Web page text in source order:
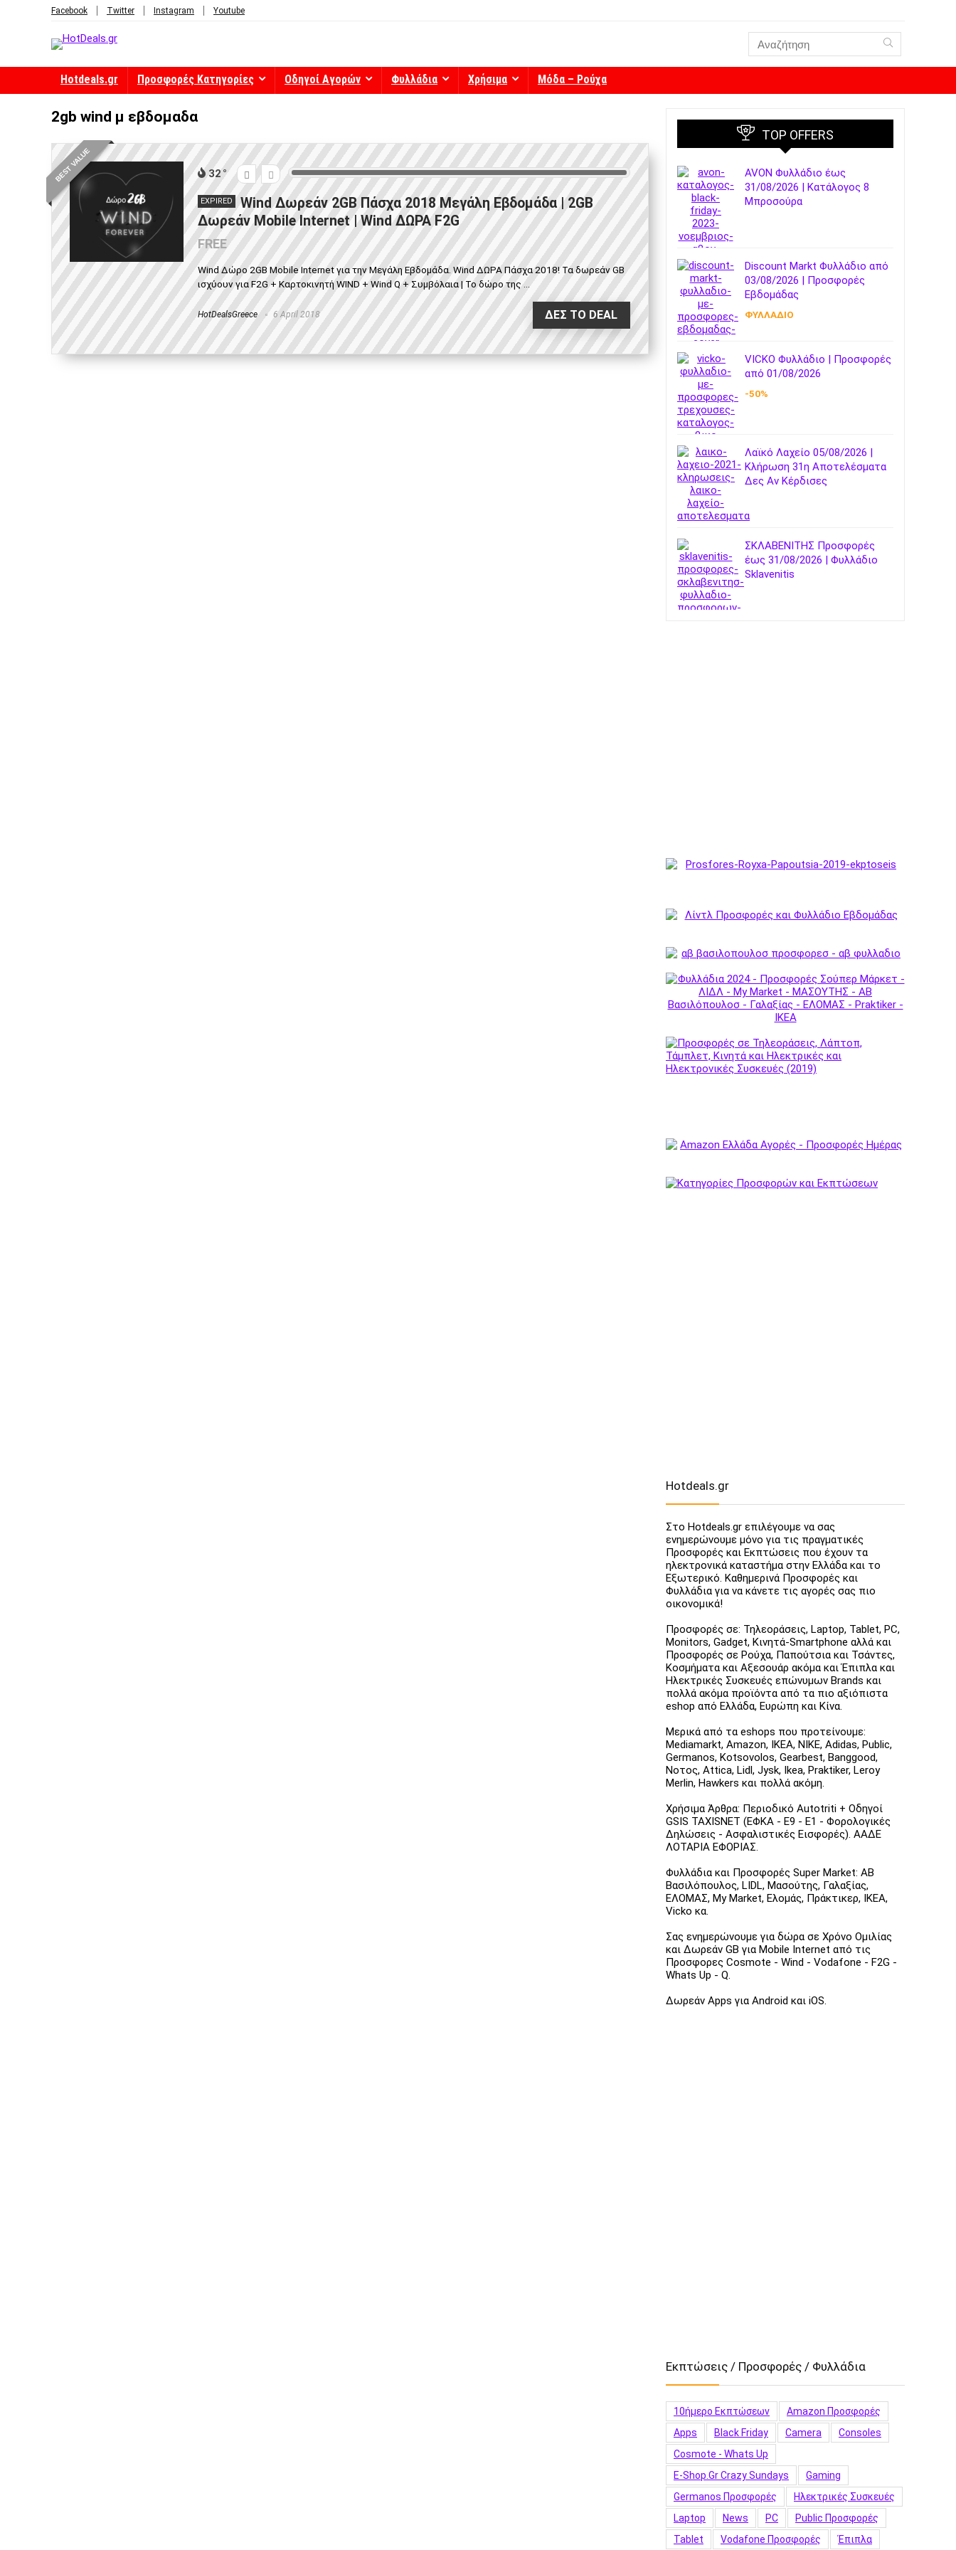
Facebook Twitter Instagram Youtube
Hotdeals.gr Προσφορές Κατηγορίες Οδηγοί Αγορών Φυλλάδια Χρήσιμα Μόδα – Ρούχα
2gb wind μ εβδομαδα
BEST VALUE 32
EXPIRED
Wind Δωρεάν 2GB Πάσχα 2018 Μεγάλη Εβδομάδα | 2GB
Δωρεάν Mobile Internet | Wind ΔΩΡΑ F2G
FREE
Wind Δώρο 2GB Mobile Internet για την Μεγάλη Εβδομάδα. Wind ΔΩΡΑ Πάσχα 2018! Τα δωρεάν GB
ισχύουν για F2G + Καρτοκινητή WIND + Wind Q + Συμβόλαια | Το δώρο της ...
HotDealsGreece 6 April 2018 ΔΕΣ ΤΟ DEAL
TOP OFFERS
AVON Φυλλάδιο έως
31/08/2026 | Κατάλογος 8
Μπροσούρα
Discount Markt Φυλλάδιο από
03/08/2026 | Προσφορές
Εβδομάδας
ΦΥΛΛΑΔΙΟ
VICKO Φυλλάδιο | Προσφορές
από 01/08/2026
-50%
Λαϊκό Λαχείο 05/08/2026 |
Κλήρωση 31η Αποτελέσματα
Δες Αν Κέρδισες
ΣΚΛΑΒΕΝΙΤΗΣ Προσφορές
έως 31/08/2026 | Φυλλάδιο
Sklavenitis
Hotdeals.gr
Στο Hotdeals.gr επιλέγουμε να σας
ενημερώνουμε μόνο για τις πραγματικές
Προσφορές και Εκπτώσεις που έχουν τα
ηλεκτρονικά καταστήμα στην Ελλάδα και το
Εξωτερικό. Καθημερινά Προσφορές και
Φυλλάδια για να κάνετε τις αγορές σας πιο
οικονομικά!
Προσφορές σε: Τηλεοράσεις, Laptop, Tablet, PC,
Monitors, Gadget, Κινητά-Smartphone αλλά και
Προσφορές σε Ρούχα, Παπούτσια και Τσάντες,
Κοσμήματα και Αξεσουάρ ακόμα και Έπιπλα και
Ηλεκτρικές Συσκευές επώνυμων Brands και
πολλά ακόμα προϊόντα από τα πιο αξιόπιστα
eshop από Ελλάδα, Ευρώπη και Κίνα.
Μερικά από τα eshops που προτείνουμε:
Mediamarkt, Amazon, IKEA, NIKE, Adidas, Public,
Germanos, Kotsovolos, Gearbest, Banggood,
Νοτος, Attica, Lidl, Jysk, Ikea, Praktiker, Leroy
Merlin, Hawkers και πολλά ακόμη.
Χρήσιμα Άρθρα: Περιοδικό Autotriti + Οδηγοί
GSIS TAXISNET (ΕΦΚΑ - Ε9 - Ε1 - Φορολογικές
Δηλώσεις - Ασφαλιστικές Εισφορές). ΑΑΔΕ
ΛΟΤΑΡΙΑ ΕΦΟΡΙΑΣ.
Φυλλάδια και Προσφορές Super Market: ΑΒ
Βασιλόπουλος, LIDL, Μασούτης, Γαλαξίας,
ΕΛΟΜΑΣ, My Market, Ελομάς, Πράκτικερ, ΙΚΕΑ,
Vicko κα.
Σας ενημερώνουμε για δώρα σε Χρόνο Ομιλίας
και Δωρεάν GB για Mobile Internet από τις
Προσφορες Cosmote - Wind - Vodafone - F2G -
Whats Up - Q.
Δωρεάν Apps για Android και iOS.
Εκπτώσεις / Προσφορές / Φυλλάδια
10ήμερο Εκπτώσεων
Amazon Προσφορές
Apps
Black Friday Camera
Consoles
Cosmote - Whats Up
E-Shop.gr Crazy Sundays
Gaming
Germanos Προσφορές
Hλεκτρικές Συσκευές
Laptop
News PC
Public Προσφορές
Tablet
Vodafone Προσφορές Έπιπλα